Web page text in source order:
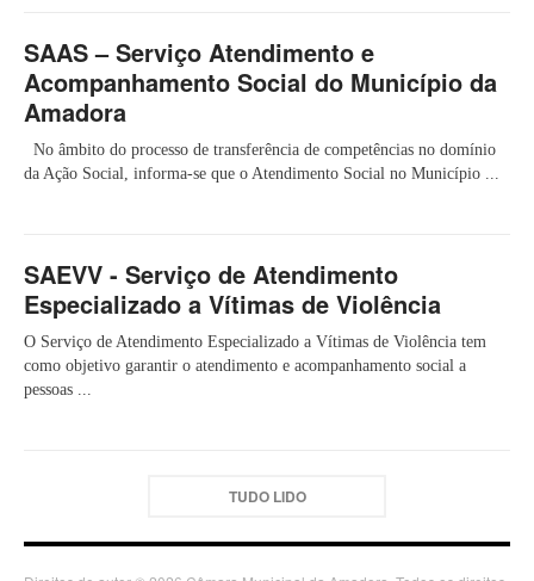
SAAS – Serviço Atendimento e
Acompanhamento Social do Município da
Amadora
No âmbito do processo de transferência de competências no domínio
da Ação Social, informa-se que o Atendimento Social no Município ...
SAEVV - Serviço de Atendimento
Especializado a Vítimas de Violência
O Serviço de Atendimento Especializado a Vítimas de Violência tem
como objetivo garantir o atendimento e acompanhamento social a
pessoas ...
TUDO LIDO